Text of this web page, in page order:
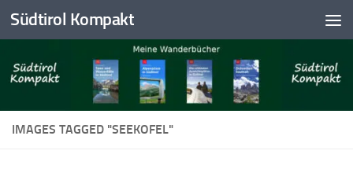
Skip to content
Südtirol Kompakt
IMAGES TAGGED "SEEKOFEL"